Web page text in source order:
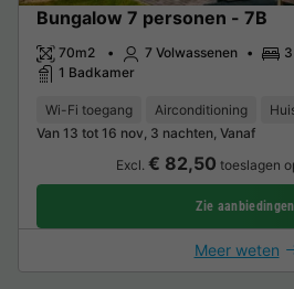
Bungalow 7 personen - 7B
70m2 7 Volwassenen
1 Badkamer
Wi-Fi toegang Airconditioning
Van 13 tot 16 nov, 3 nachten, Vanaf
Excl. € 82,50 toeslagen
Zie aanbiedingen
Meer weten